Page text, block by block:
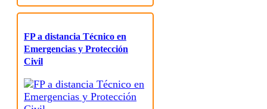
FP a distancia Técnico en
Emergencias y Protección
Civil